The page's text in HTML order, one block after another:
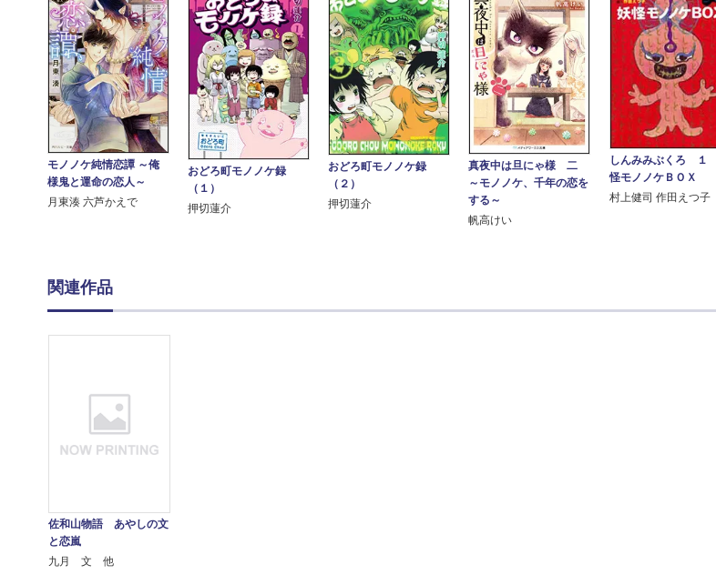
モノノケ純情恋譚 ～俺
様鬼と運命の恋人～
月東湊 六芦かえで
おどろ町モノノケ録
（１）
押切蓮介
おどろ町モノノケ録
（２）
押切蓮介
真夜中は旦にゃ様 二
～モノノケ、千年の恋を
する～
帆高けい
しんみみぶくろ １
怪モノノケＢＯＸ
村上健司 作田えつ子
関連作品
佐和山物語 あやしの文
と恋嵐
九月 文 他